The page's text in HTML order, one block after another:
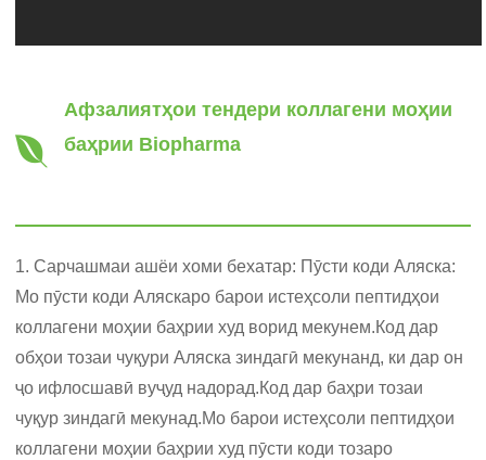
Афзалиятҳои тендери коллагени моҳии
баҳрии Biopharma
1. Сарчашмаи ашёи хоми бехатар: Пӯсти коди Аляска:
Мо пӯсти коди Аляскаро барои истеҳсоли пептидҳои
коллагени моҳии баҳрии худ ворид мекунем.Код дар
обҳои тозаи чуқури Аляска зиндагӣ мекунанд, ки дар он
ҷо ифлосшавӣ вуҷуд надорад.Код дар баҳри тозаи
чуқур зиндагӣ мекунад.Мо барои истеҳсоли пептидҳои
коллагени моҳии баҳрии худ пӯсти коди тозаро